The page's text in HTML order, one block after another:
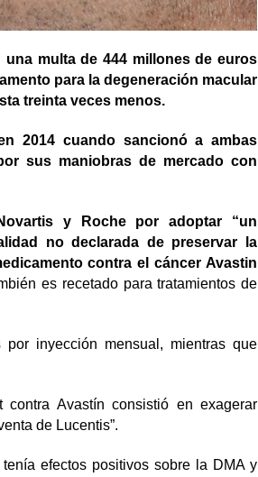
multa de 444 millones de euros
para la degeneración macular
treinta veces menos.
2014 cuando sancionó a ambas
sus maniobras de mercado con
y Roche por adoptar “un
no declarada de preservar la
contra el cáncer Avastin
es recetado para tratamientos de
inyección mensual, mientras que
Avastín consistió en exagerar
de Lucentis”.
efectos positivos sobre la DMA y